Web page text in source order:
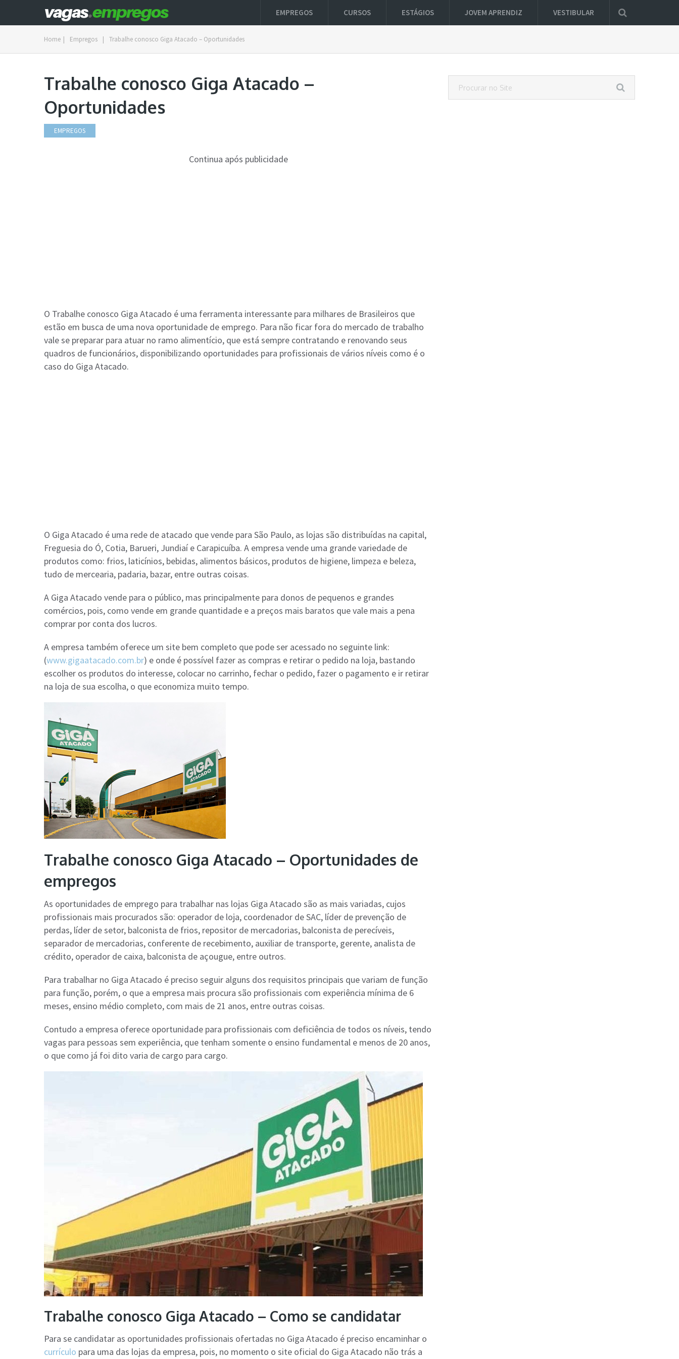
EMPREGOS CURSOS ESTÁGIOS JOVEM APRENDIZ VESTIBULAR
Home | Empregos | Trabalhe conosco Giga Atacado – Oportunidades
Trabalhe conosco Giga Atacado –
Oportunidades
EMPREGOS
Continua após publicidade
O Trabalhe conosco Giga Atacado é uma ferramenta interessante para milhares de Brasileiros que
estão em busca de uma nova oportunidade de emprego. Para não ficar fora do mercado de trabalho
vale se preparar para atuar no ramo alimentício, que está sempre contratando e renovando seus
quadros de funcionários, disponibilizando oportunidades para profissionais de vários níveis como é o
caso do Giga Atacado.
O Giga Atacado é uma rede de atacado que vende para São Paulo, as lojas são distribuídas na capital,
Freguesia do Ó, Cotia, Barueri, Jundiaí e Carapicuíba. A empresa vende uma grande variedade de
produtos como: frios, laticínios, bebidas, alimentos básicos, produtos de higiene, limpeza e beleza,
tudo de mercearia, padaria, bazar, entre outras coisas.
A Giga Atacado vende para o público, mas principalmente para donos de pequenos e grandes
comércios, pois, como vende em grande quantidade e a preços mais baratos que vale mais a pena
comprar por conta dos lucros.
A empresa também oferece um site bem completo que pode ser acessado no seguinte link:
(www.gigaatacado.com.br) e onde é possível fazer as compras e retirar o pedido na loja, bastando
escolher os produtos do interesse, colocar no carrinho, fechar o pedido, fazer o pagamento e ir retirar
na loja de sua escolha, o que economiza muito tempo.
Trabalhe conosco Giga Atacado – Oportunidades de
empregos
As oportunidades de emprego para trabalhar nas lojas Giga Atacado são as mais variadas, cujos
profissionais mais procurados são: operador de loja, coordenador de SAC, líder de prevenção de
perdas, líder de setor, balconista de frios, repositor de mercadorias, balconista de perecíveis,
separador de mercadorias, conferente de recebimento, auxiliar de transporte, gerente, analista de
crédito, operador de caixa, balconista de açougue, entre outros.
Para trabalhar no Giga Atacado é preciso seguir alguns dos requisitos principais que variam de função
para função, porém, o que a empresa mais procura são profissionais com experiência mínima de 6
meses, ensino médio completo, com mais de 21 anos, entre outras coisas.
Contudo a empresa oferece oportunidade para profissionais com deficiência de todos os níveis, tendo
vagas para pessoas sem experiência, que tenham somente o ensino fundamental e menos de 20 anos,
o que como já foi dito varia de cargo para cargo.
Trabalhe conosco Giga Atacado – Como se candidatar
Para se candidatar as oportunidades profissionais ofertadas no Giga Atacado é preciso encaminhar o
currículo para uma das lojas da empresa, pois, no momento o site oficial do Giga Atacado não trás a